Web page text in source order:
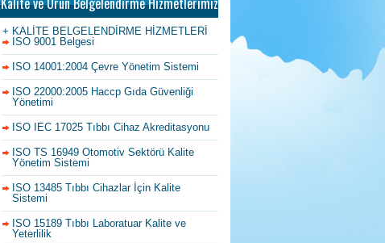
+ KALİTE BELGELENDİRME HİZMETLERİ
ISO 9001 Belgesi
ISO 14001:2004 Çevre Yönetim Sistemi
ISO 22000:2005 Haccp Gıda Güvenliği
Yönetimi
ISO IEC 17025 Tıbbı Cihaz Akreditasyonu
ISO TS 16949 Otomotiv Sektörü Kalite
Yönetim Sistemi
ISO 13485 Tıbbı Cihazlar İçin Kalite
Sistemi
ISO 15189 Tıbbı Laboratuar Kalite ve
Yeterlilik